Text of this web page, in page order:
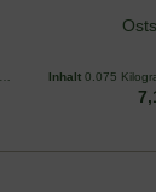
Inhalt0.075